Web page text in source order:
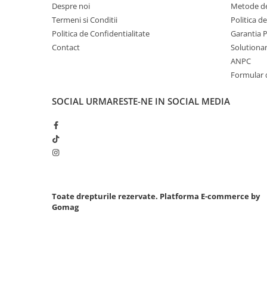
Rulmenti,Bucsi si Extractoare
Sistem directie
Sistem franare
Cricuri Hidraulice
Surubelnite Si Biti
Truse de biti
Truse de surubelnite
Masini de dejantat roti
Masini de echilibrat roti
Despre noi
Termeni si Conditii
Politica de Confidentialitate
Contact
Metode
Politica
Garantia
ANPC
Formular
SOCIAL URMARESTE-NE IN SOCIAL MEDIA
Toate drepturile rezervate. Platforma E-commerce by
Gomag